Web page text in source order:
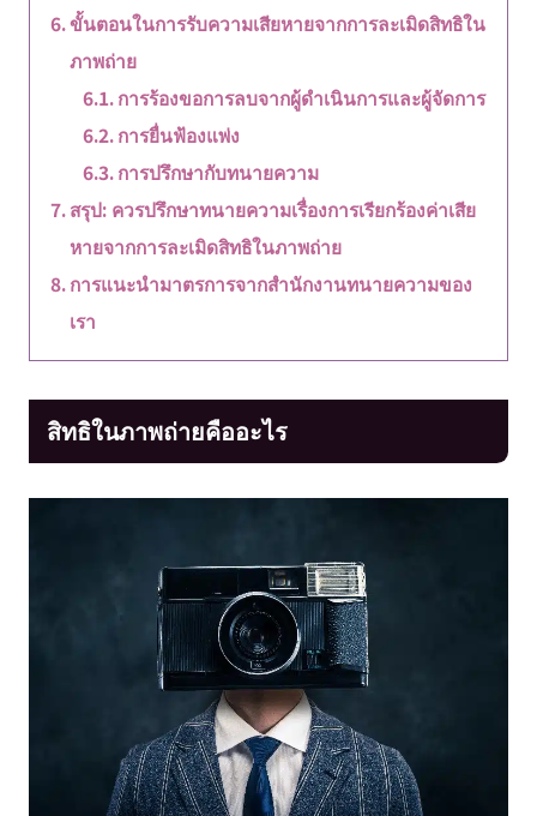
ขั้นตอนในการรับความเสียหายจากการละเมิดสิทธิใน
ภาพถ่าย
การร้องขอการลบจากผู้ดำเนินการและผู้จัดการ
การยื่นฟ้องแพ่ง
การปรึกษากับทนายความ
สรุป: ควรปรึกษาทนายความเรื่องการเรียกร้องค่าเสีย
หายจากการละเมิดสิทธิในภาพถ่าย
การแนะนำมาตรการจากสำนักงานทนายความของ
เรา
สิทธิในภาพถ่ายคืออะไร